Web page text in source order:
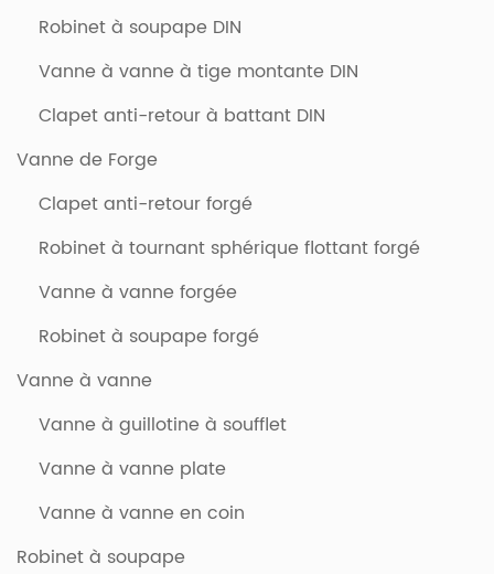
Robinet à soupape DIN
Vanne à vanne à tige montante DIN
Clapet anti-retour à battant DIN
Vanne de Forge
Clapet anti-retour forgé
Robinet à tournant sphérique flottant forgé
Vanne à vanne forgée
Robinet à soupape forgé
Vanne à vanne
Vanne à guillotine à soufflet
Vanne à vanne plate
Vanne à vanne en coin
Robinet à soupape